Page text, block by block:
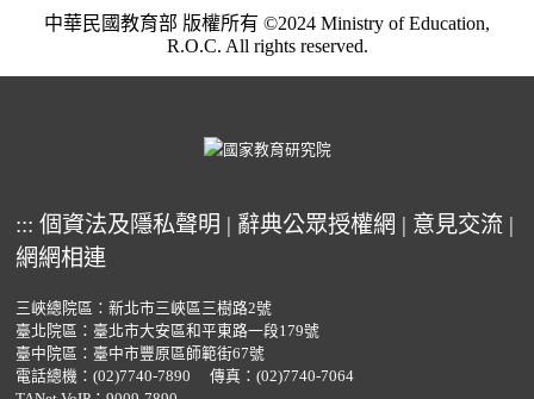
中華民國教育部 版權所有 ©2024 Ministry of Education,
R.O.C. All rights reserved.
::: 個資法及隱私聲明 | 辭典公眾授權網 | 意見交流 |
網網相連
三峽總院區：新北市三峽區三樹路2號
臺北院區：臺北市大安區和平東路一段179號
臺中院區：臺中市豐原區師範街67號
電話總機： (02)7740-7890
傳真：(02)7740-7064